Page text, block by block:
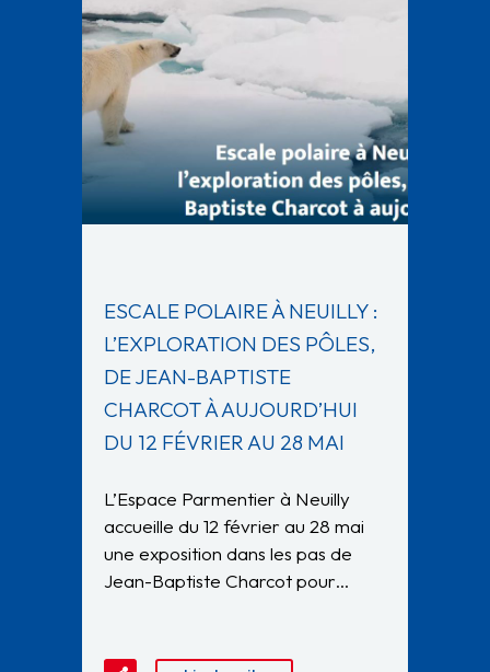
ESCALE POLAIRE À NEUILLY :
L’EXPLORATION DES PÔLES,
DE JEAN-BAPTISTE
CHARCOT À AUJOURD’HUI
DU 12 FÉVRIER AU 28 MAI
L’Espace Parmentier à Neuilly
accueille du 12 février au 28 mai
une exposition dans les pas de
Jean-Baptiste Charcot pour…